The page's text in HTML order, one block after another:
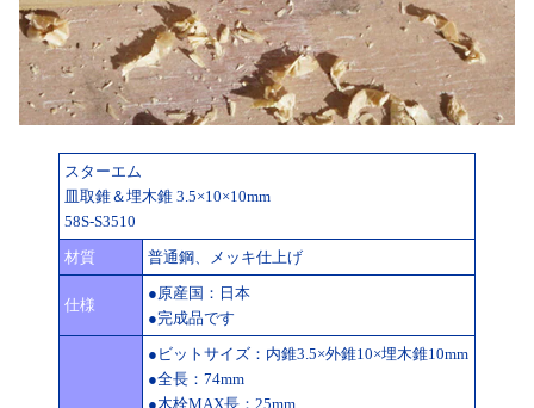
スターエム
皿取錐＆埋木錐 3.5×10×10mm
58S-S3510
材質
普通鋼、メッキ仕上げ
仕様
●原産国：日本
●完成品です
●ビットサイズ：内錐3.5×外錐10×埋木錐10mm
●全長：74mm
●木栓MAX長：25mm